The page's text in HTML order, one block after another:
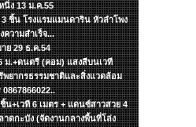
นึ่ง 13 ม.ค.55
ชิ้น โรงแรมแมนดาริน หัวลำโพง
วามสำเร็จ...
ย 29 ธ.ค.54
ม.+ดนตรี (คอม) แสงสีบนเวที
พยากรธรรมชาติและสิ่งแวดล้อม
น+เวที 6 เมตร + แดนซ์สาวสวย 4
าดกะบัง (จัดงานกลางพื้นที่โล่ง